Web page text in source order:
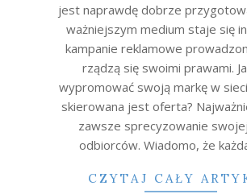
jest naprawdę dobrze
ważniejszym medium staje się
kampanie reklamowe
rządzą się swoimi prawami.
wypromować swoją markę w
skierowana jest oferta?
zawsze sprecyzowanie
odbiorców. Wiadomo, że
CZYTAJ CAŁY